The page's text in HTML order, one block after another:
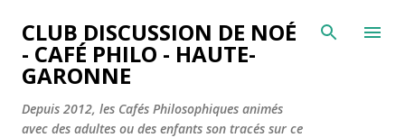
Accéder au contenu principal
CLUB DISCUSSION DE NOÉ
- CAFÉ PHILO - HAUTE-
GARONNE
Depuis 2012, les Cafés Philosophiques animés
avec des adultes ou des enfants son tracés sur ce